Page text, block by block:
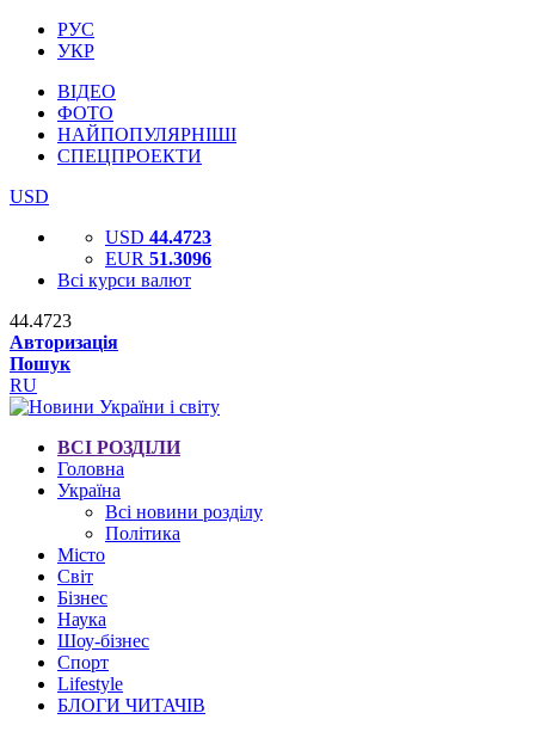
РУС
УКР
ВІДЕО
ФОТО
НАЙПОПУЛЯРНІШІ
СПЕЦПРОЕКТИ
USD
USD 44.4723
EUR 51.3096
Всі курси валют
44.4723
Авторизація
Пошук
RU
ВСІ РОЗДІЛИ
Головна
Україна
Всі новини розділу
Політика
Місто
Світ
Бізнес
Наука
Шоу-бізнес
Спорт
Lifestyle
БЛОГИ ЧИТАЧІВ